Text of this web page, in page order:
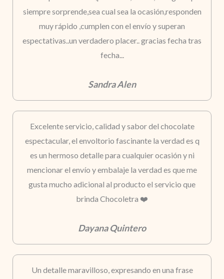
siempre sorprende,sea cual sea la ocasión,responden
muy rápido ,cumplen con el envío y superan
espectativas..un verdadero placer.. gracias fecha tras
fecha...
Sandra Alen
Excelente servicio, calidad y sabor del chocolate
espectacular, el envoltorio fascinante la verdad es q
es un hermoso detalle para cualquier ocasión y ni
mencionar el envío y embalaje la verdad es que me
gusta mucho adicional al producto el servicio que
brinda Chocoletra ❤️
Dayana Quintero
Un detalle maravilloso, expresando en una frase